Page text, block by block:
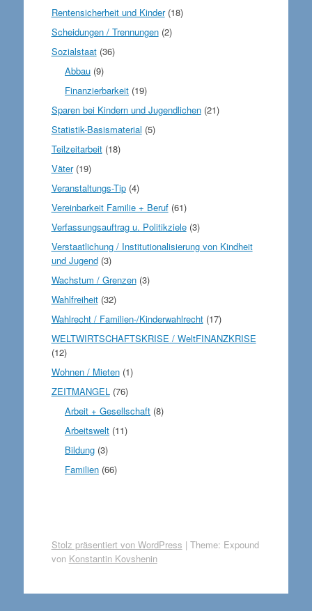
Rentensicherheit und Kinder(18)
Scheidungen / Trennungen(2)
Sozialstaat(36)
Abbau (9)
Finanzierbarkeit (19)
Sparen bei Kindern und Jugendlichen(21)
Statistik-Basismaterial (5)
Teilzeitarbeit(18)
Väter(19)
Veranstaltungs-Tip(4)
Vereinbarkeit Familie + Beruf(61)
Verfassungsauftrag u. Politikziele(3)
Verstaatlichung / Institutionalisierung von Kindheit
und Jugend(3)
Wachstum / Grenzen(3)
Wahlfreiheit(32)
Wahlrecht / Familien-/Kinderwahlrecht(17)
WELTWIRTSCHAFTSKRISE / WeltFINANZKRISE
(12)
Wohnen / Mieten(1)
ZEITMANGEL (76)
Arbeit + Gesellschaft (8)
Arbeitswelt (11)
Bildung (3)
Familien (66)
Stolz präsentiert von WordPress | Theme: Expound
von Konstantin Kovshenin